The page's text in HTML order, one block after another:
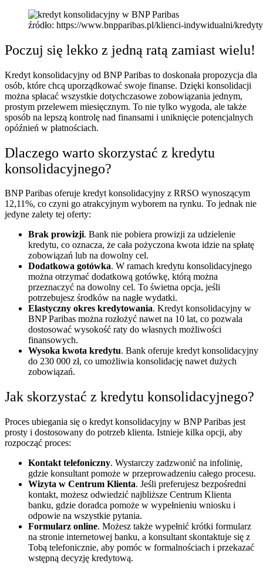
źródło: https://www.bnpparibas.pl/klienci-indywidualni/
Poczuj się lekko z jedną ratą zamiast wielu!
Kredyt konsolidacyjny od BNP Paribas to doskonała propozycja dla
osób, które chcą uporządkować swoje finanse. Dzięki konsolidacji
można spłacać wszystkie dotychczasowe zobowiązania jednym,
prostym przelewem miesięcznym. To nie tylko wygoda, ale także
sposób na lepszą kontrolę nad finansami i uniknięcie potencjalnych
opóźnień w płatnościach.
Dlaczego warto skorzystać z kredytu
konsolidacyjnego?
BNP Paribas oferuje kredyt konsolidacyjny z RRSO wynoszącym
12,11%, co czyni go atrakcyjnym wyborem na rynku. To jednak nie
jedyne zalety tej oferty:
Brak prowizji. Bank nie pobiera prowizji za udzielenie
kredytu, co oznacza, że cała pożyczona kwota idzie na spłatę
zobowiązań lub na dowolny cel.
Dodatkowa gotówka. W ramach kredytu konsolidacyjnego
można otrzymać dodatkową gotówkę, którą można
przeznaczyć na dowolny cel. To świetna opcja, jeśli
potrzebujesz środków na nagłe wydatki.
Elastyczny okres kredytowania. Kredyt konsolidacyjny w
BNP Paribas można rozłożyć nawet na 10 lat, co pozwala
dostosować wysokość raty do własnych możliwości
finansowych.
Wysoka kwota kredytu. Bank oferuje kredyt konsolidacyjny
do 230 000 zł, co umożliwia konsolidację nawet dużych
zobowiązań.
Jak skorzystać z kredytu konsolidacyjnego?
Proces ubiegania się o kredyt konsolidacyjny w BNP Paribas jest
prosty i dostosowany do potrzeb klienta. Istnieje kilka opcji, aby
rozpocząć proces:
Kontakt telefoniczny. Wystarczy zadzwonić na infolinię,
gdzie konsultant pomoże w przeprowadzeniu całego procesu.
Wizyta w Centrum Klienta. Jeśli preferujesz bezpośredni
kontakt, możesz odwiedzić najbliższe Centrum Klienta
banku, gdzie doradca pomoże w wypełnieniu wniosku i
odpowie na wszystkie pytania.
Formularz online. Możesz także wypełnić krótki formularz
na stronie internetowej banku, a konsultant skontaktuje się z
Tobą telefonicznie, aby pomóc w formalnościach i przekazać
wstępną decyzję kredytową.